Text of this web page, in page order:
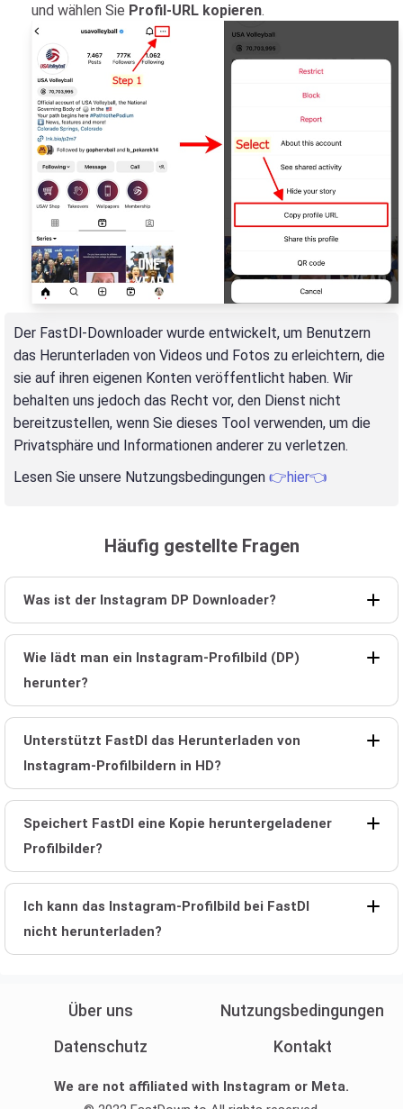
und wählen Sie Profil-URL kopieren.
Der FastDl-Downloader wurde entwickelt, um Benutzern
das Herunterladen von Videos und Fotos zu erleichtern, die
sie auf ihren eigenen Konten veröffentlicht haben. Wir
behalten uns jedoch das Recht vor, den Dienst nicht
bereitzustellen, wenn Sie dieses Tool verwenden, um die
Privatsphäre und Informationen anderer zu verletzen.
Lesen Sie unsere Nutzungsbedingungen 👉hier👈
Häufig gestellte Fragen
Was ist der Instagram DP Downloader?
Wie lädt man ein Instagram-Profilbild (DP)
herunter?
Unterstützt FastDl das Herunterladen von
Instagram-Profilbildern in HD?
Speichert FastDl eine Kopie heruntergeladener
Profilbilder?
Ich kann das Instagram-Profilbild bei FastDl
nicht herunterladen?
Über uns
Nutzungsbedingungen
Datenschutz
Kontakt
We are not affiliated with Instagram or Meta.